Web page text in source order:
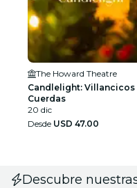
The Howard Theatre
Candlelight: Villancicos
Cuerdas
20 dic
Desde USD 47.00
Descubre